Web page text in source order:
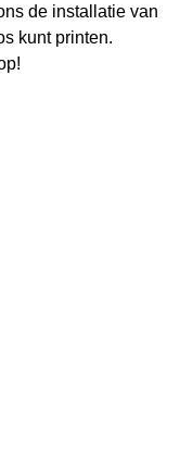
de installatie van
kunt printen.